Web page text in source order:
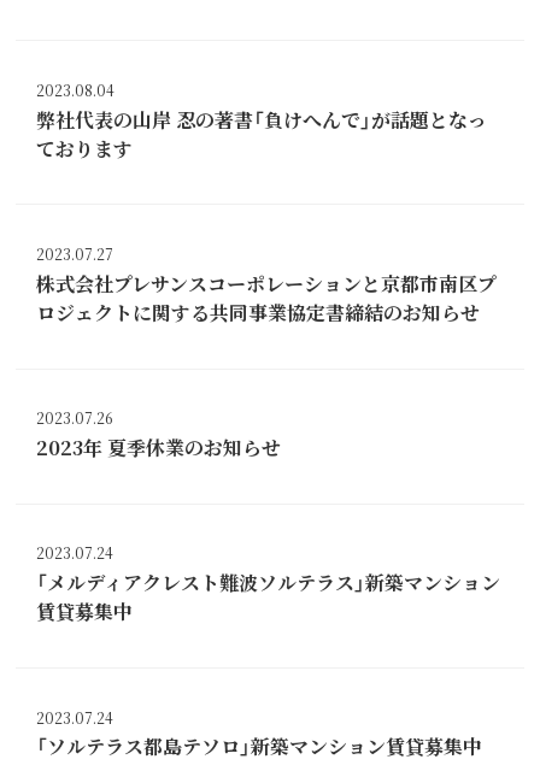
2023.08.04
弊社代表の山岸 忍の著書「負けへんで」が話題となっ
ております
2023.07.27
株式会社プレサンスコーポレーションと京都市南区プ
ロジェクトに関する共同事業協定書締結のお知らせ
2023.07.26
2023年 夏季休業のお知らせ
2023.07.24
「メルディアクレスト難波ソルテラス」新築マンション
賃貸募集中
2023.07.24
「ソルテラス都島テソロ」新築マンション賃貸募集中